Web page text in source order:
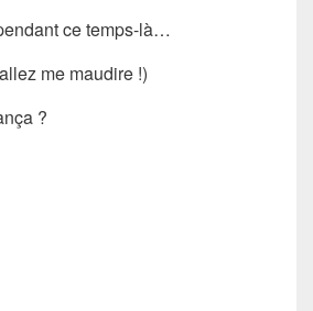
ce temps-là…
me maudire !)
?